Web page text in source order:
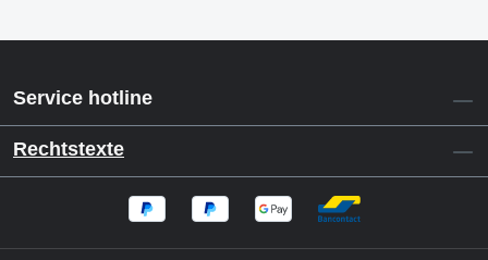
Service hotline
Rechtstexte